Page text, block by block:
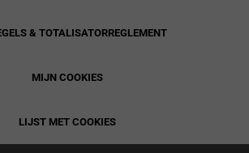
& TOTALISATORREGLEMENT
MIJN COOKIES
LIJST MET COOKIES